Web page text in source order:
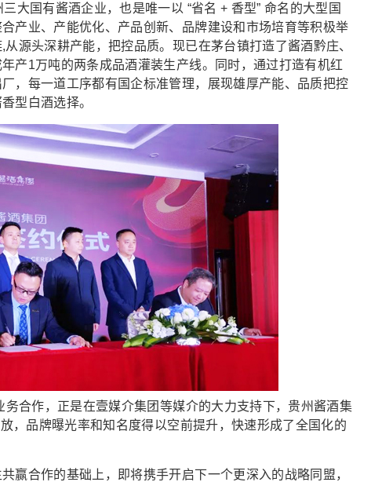
国有酱酒企业，也是唯一以 “省名 + 香型” 命名的大型国
产业、产能优化、产品创新、品牌建设和市场培育等积极举
源头深耕产能，把控品质。现已在茅台镇打造了酱酒黔庄、
产1万吨的两条成品酒灌装生产线。同时，通过打造有机红
，每一道工序都有国企标准管理，展现雄厚产能、品质把控
型白酒选择。
作，正是在壹媒介集团等媒介的大力支持下，贵州酱酒集
，品牌曝光率和知名度得以空前提升，快速形成了全国化的
合作的基础上，即将携手开启下一个更深入的战略同盟，